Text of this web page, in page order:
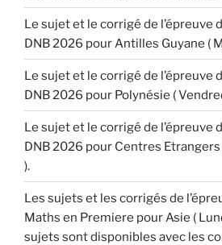
Le sujet et le corrigé de l’épreuve
DNB 2026 pour Antilles Guyane (
Le sujet et le corrigé de l’épreuve
DNB 2026 pour Polynésie (
Le sujet et le corrigé de l’épreuve
DNB 2026 pour Centres Etrangers
).
Les sujets et les corrigés de
Maths en Premiere pour Asie (
sujets sont disponibles avec les